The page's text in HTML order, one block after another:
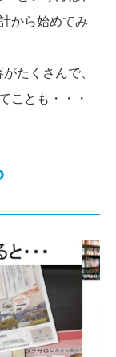
から始めてみ
たくさんで、
ことも・・・